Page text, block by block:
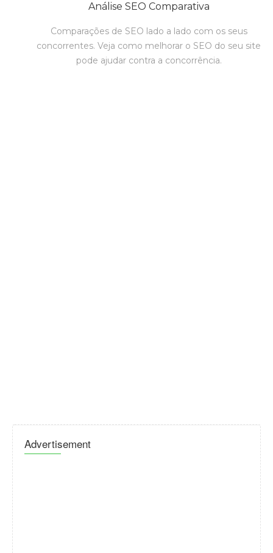
Análise SEO Comparativa
Comparações de SEO lado a lado com os seus
concorrentes. Veja como melhorar o SEO do seu site
pode ajudar contra a concorrência.
Advertisement